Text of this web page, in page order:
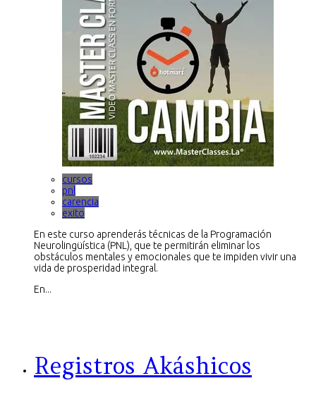
cursos
pnl
carencia
exito
En este curso aprenderás técnicas de la Programación
Neurolingüística (PNL), que te permitirán eliminar los
obstáculos mentales y emocionales que te impiden vivir una
vida de prosperidad integral.
En...
Registros Akáshicos